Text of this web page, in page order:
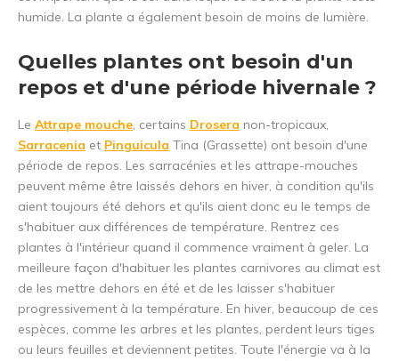
humide. La plante a également besoin de moins de lumière.
Quelles plantes ont besoin d'un
repos et d'une période hivernale ?
Le Attrape mouche, certains Drosera non-tropicaux,
Sarracenia et Pinguicula Tina (Grassette) ont besoin d'une
période de repos. Les sarracénies et les attrape-mouches
peuvent même être laissés dehors en hiver, à condition qu'ils
aient toujours été dehors et qu'ils aient donc eu le temps de
s'habituer aux différences de température. Rentrez ces
plantes à l'intérieur quand il commence vraiment à geler. La
meilleure façon d'habituer les plantes carnivores au climat est
de les mettre dehors en été et de les laisser s'habituer
progressivement à la température. En hiver, beaucoup de ces
espèces, comme les arbres et les plantes, perdent leurs tiges
ou leurs feuilles et deviennent petites. Toute l'énergie va à la